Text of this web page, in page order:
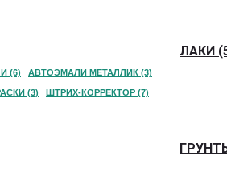
(6) АВТОЭМАЛИ МЕТАЛЛИК (3)
(3) ШТРИХ-КОРРЕКТОР (7)
ЛАКИ